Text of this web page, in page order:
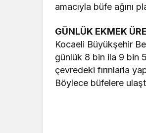
amacıyla büfe ağını
GÜNLÜK EKMEK
Kocaeli Büyükşehir
günlük 8 bin ila 9 bin
çevredeki fırınlarla
Böylece büfelere